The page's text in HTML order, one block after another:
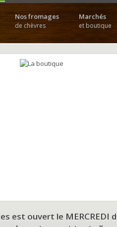
Nos fromages
de chèvres
Marchés
et boutique
est ouvert le MERCREDI